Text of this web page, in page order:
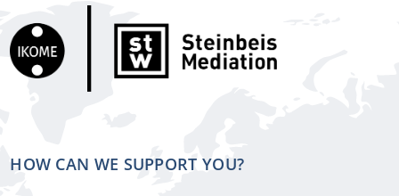
HOW CAN WE SUPPORT YOU?